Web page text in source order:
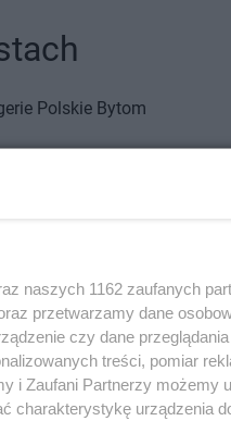
Polskie Bytom
Polskie Koszęcin
Polskie Koziegłowy
Polskie Krapkowice
Polskie Lubliniec
naszych 1162 zaufanych
przetwarzamy dane
czy dane
treści, pomiar
i Zaufani Partnerzy możemy
charakterystykę urządzenia